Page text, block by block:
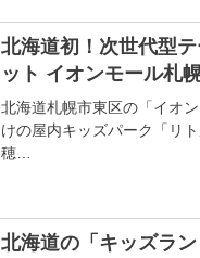
北海道初！次世代型
ット イオンモール札
北海道札幌市東区の「イオ
けの屋内キッズパーク「リ
穂…
北海道の「キッズラ